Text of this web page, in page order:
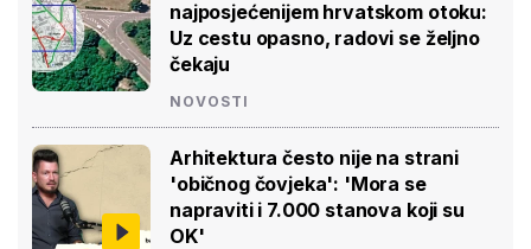
najposjećenijem hrvatskom otoku:
Uz cestu opasno, radovi se željno
čekaju
NOVOSTI
Arhitektura često nije na strani
'običnog čovjeka': 'Mora se
napraviti i 7.000 stanova koji su
OK'